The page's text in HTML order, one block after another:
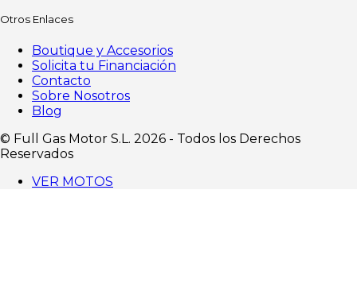
Otros Enlaces
Boutique y Accesorios
Solicita tu Financiación
Contacto
Sobre Nosotros
Blog
©️ Full Gas Motor S.L. 2026 - Todos los Derechos
Reservados
VER MOTOS